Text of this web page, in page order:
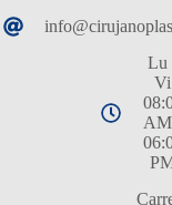
Lu
Vi